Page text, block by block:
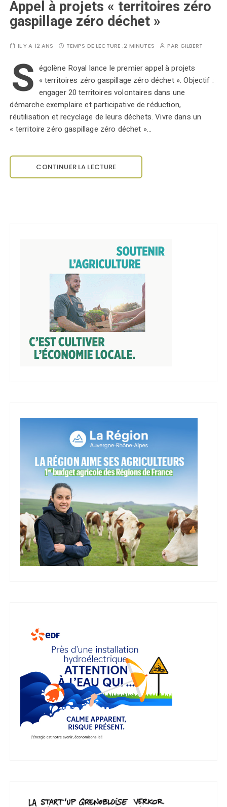
Appel à projets « territoires zéro
gaspillage zéro déchet »
IL Y A 12 ANS TEMPS DE LECTURE :2 MINUTES PAR GILBERT
S égolène Royal lance le premier appel à projets
« territoires zéro gaspillage zéro déchet ». Objectif :
engager 20 territoires volontaires dans une
démarche exemplaire et participative de réduction,
réutilisation et recyclage de leurs déchets. Vivre dans un
« territoire zéro gaspillage zéro déchet »…
CONTINUER LA LECTURE